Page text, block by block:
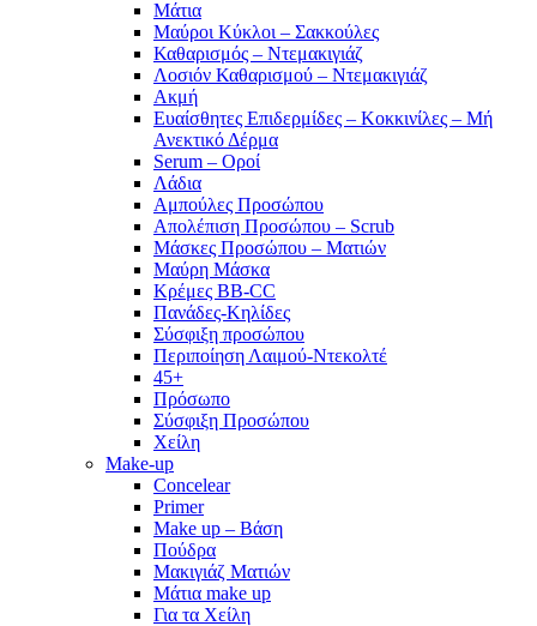
Μάτια
Μαύροι Κύκλοι – Σακκούλες
Καθαρισμός – Ντεμακιγιάζ
Λοσιόν Καθαρισμού – Ντεμακιγιάζ
Ακμή
Ευαίσθητες Επιδερμίδες – Κοκκινίλες – Μή
Ανεκτικό Δέρμα
Serum – Οροί
Λάδια
Αμπούλες Προσώπου
Απολέπιση Προσώπου – Scrub
Μάσκες Προσώπου – Ματιών
Μαύρη Μάσκα
Κρέμες BB-CC
Πανάδες-Κηλίδες
Σύσφιξη προσώπου
Περιποίηση Λαιμού-Ντεκολτέ
45+
Πρόσωπο
Σύσφιξη Προσώπου
Χείλη
Make-up
Concelear
Primer
Make up – Βάση
Πούδρα
Μακιγιάζ Ματιών
Μάτια make up
Για τα Χείλη